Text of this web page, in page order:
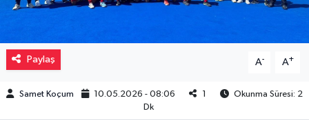
Paylaş A- A+
Samet Koçum 10.05.2026 - 08:06 1
Okunma Süresi: 2
Dk
Resmi İlanlar
Sağlık